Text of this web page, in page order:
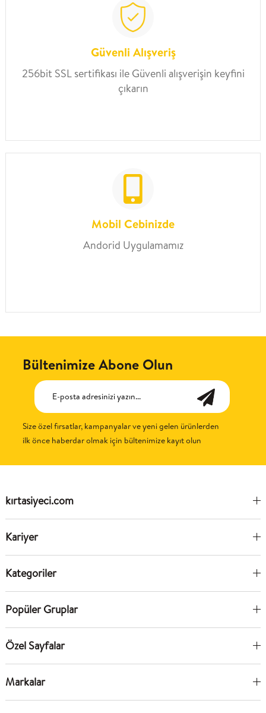
Güvenli Alışveriş
256bit SSL sertifikası ile Güvenli alışverişin keyfini
çıkarın
Mobil Cebinizde
Andorid Uygulamamız
Bültenimize Abone Olun
Size özel fırsatlar, kampanyalar ve yeni gelen ürünlerden
ilk önce haberdar olmak için bültenimize kayıt olun
kırtasiyeci.com
Kariyer
Kategoriler
Popüler Gruplar
Özel Sayfalar
Markalar